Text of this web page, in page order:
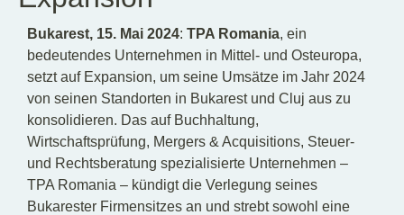
Bukarest, 15. Mai 2024: TPA Romania, ein
bedeutendes Unternehmen in Mittel- und Osteuropa,
setzt auf Expansion, um seine Umsätze im Jahr 2024
von seinen Standorten in Bukarest und Cluj aus zu
konsolidieren. Das auf Buchhaltung,
Wirtschaftsprüfung, Mergers & Acquisitions, Steuer-
und Rechtsberatung spezialisierte Unternehmen –
TPA Romania – kündigt die Verlegung seines
Bukarester Firmensitzes an und strebt sowohl eine